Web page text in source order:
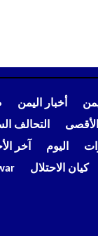
أخبار اليمن
التحالف
اليوم آخر
كيان الاحتلال